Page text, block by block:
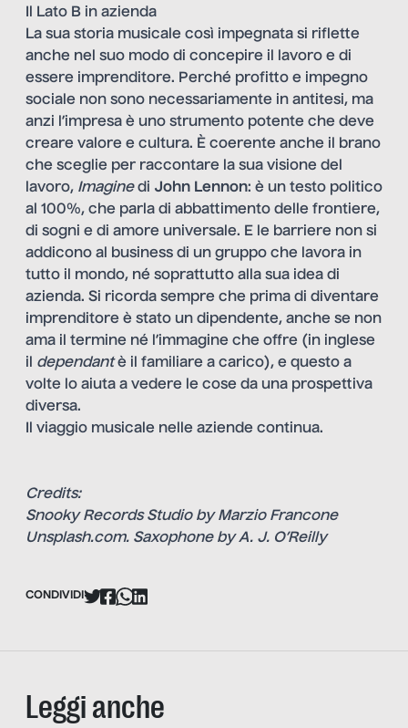
Il Lato B in azienda
La sua storia musicale così impegnata si riflette
anche nel suo modo di concepire il lavoro e di
essere imprenditore. Perché profitto e impegno
sociale non sono necessariamente in antitesi, ma
anzi l’impresa è uno strumento potente che deve
creare valore e cultura. È coerente anche il brano
che sceglie per raccontare la sua visione del
lavoro, Imaginedi John Lennon: è un testo politico
al 100%, che parla di abbattimento delle frontiere,
di sogni e di amore universale. E le barriere non si
addicono al business di un gruppo che lavora in
tutto il mondo, né soprattutto alla sua idea di
azienda. Si ricorda sempre che prima di diventare
imprenditore è stato un dipendente, anche se non
ama il termine né l’immagine che offre (in inglese
il dependantè il familiare a carico), e questo a
volte lo aiuta a vedere le cose da una prospettiva
diversa.
Il viaggio musicale nelle aziende continua.
Credits:
Snooky Records Studio by Marzio Francone
Unsplash.com. Saxophone by A. J. O’Reilly
CONDIVIDI
Leggi anche